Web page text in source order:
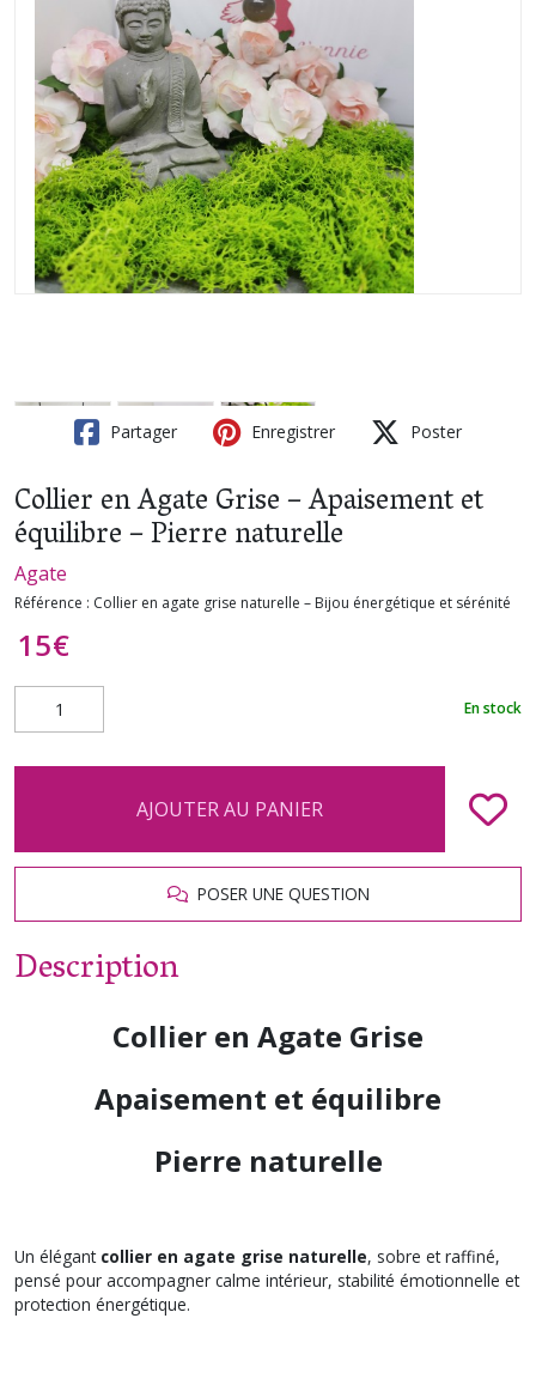
Partager Enregistrer Poster
Collier en Agate Grise – Apaisement et
équilibre – Pierre naturelle
Agate
Référence : Collier en agate grise naturelle – Bijou énergétique et sérénité
15€
En stock
AJOUTER AU PANIER
POSER UNE QUESTION
Description
Collier en Agate Grise
Apaisement et équilibre
Pierre naturelle
Un élégant collier en agate grise naturelle, sobre et raffiné,
pensé pour accompagner calme intérieur, stabilité émotionnelle et
protection énergétique.